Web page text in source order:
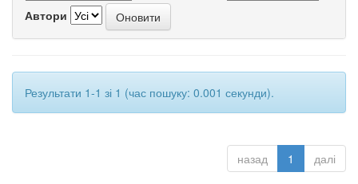
Автори
Результати 1-1 зі 1 (час пошуку: 0.001 секунди).
назад 1 далі